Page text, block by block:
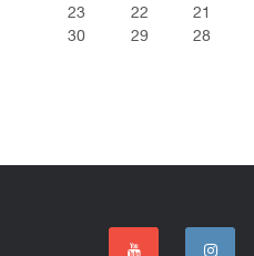
21
22
23
28
29
30